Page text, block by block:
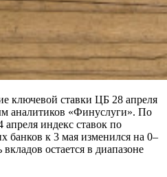
ключевой ставки ЦБ 28 апреля
аналитиков «Финуслуги». По
индекс ставок по
банков к 3 мая изменился на 0–
остается в диапазоне